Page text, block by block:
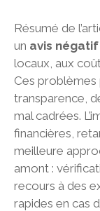
Résumé de
un avis
locaux, aux
Ces problèmes
transparence,
mal cadrées.
financières,
meilleure
amont :
recours à des
rapides en cas